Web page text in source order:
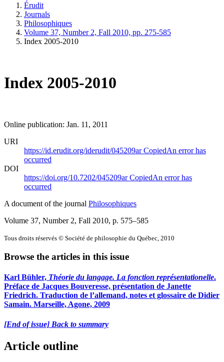
Érudit
Journals
Philosophiques
Volume 37, Number 2, Fall 2010, pp. 275-585
Index 2005-2010
Index 2005-2010
Online publication: Jan. 11, 2011
URI
https://id.erudit.org/iderudit/045209arCopiedAn error has
occurred
DOI
https://doi.org/10.7202/045209arCopiedAn error has
occurred
A document of the journal Philosophiques
Volume 37, Number 2, Fall 2010, p. 575–585
Tous droits réservés © Société de philosophie du Québec, 2010
Browse the articles in this issue
Karl Bühler, Théorie du langage. La fonction représentationelle.
Préface de Jacques Bouveresse, présentation de Janette
Friedrich. Traduction de l’allemand, notes et glossaire de Didier
Samain. Marseille, Agone, 2009
[End of issue] Back to summary
Article outline